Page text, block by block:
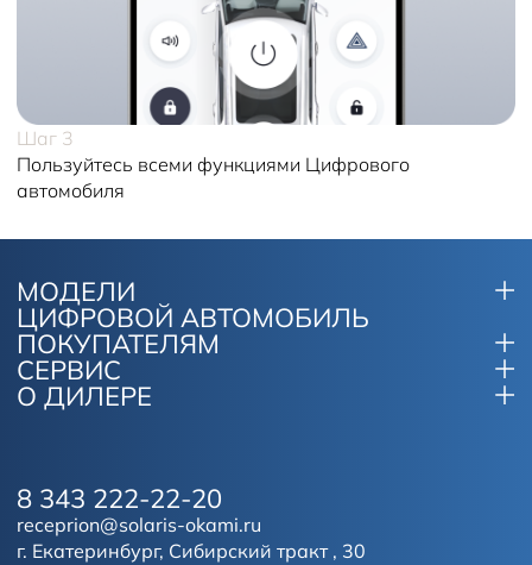
Шаг 3
Пользуйтесь всеми функциями Цифрового
автомобиля
МОДЕЛИ
ЦИФРОВОЙ АВТОМОБИЛЬ
ПОКУПАТЕЛЯМ
СЕРВИС
О ДИЛЕРЕ
г. Екатеринбург, Сибирский тракт , 30
8 343 222-22-20
receprion@solaris-okami.ru